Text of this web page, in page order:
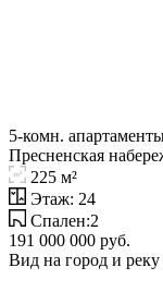
5-комн.
Пресненская
225 м²
Этаж: 24
Спален:2
191 000 000 руб.
Вид на город и реку